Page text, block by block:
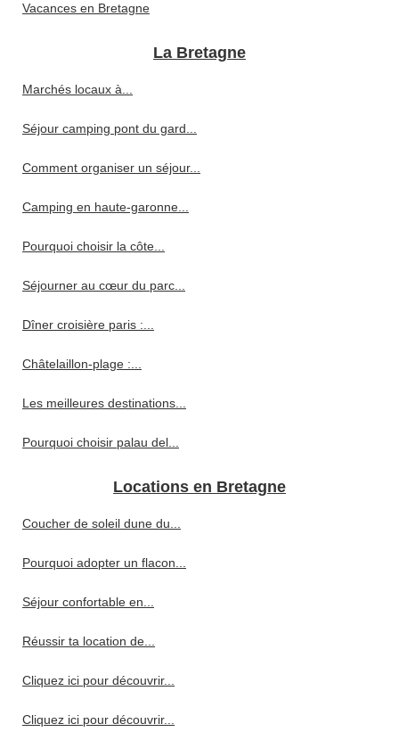
Vacances en Bretagne
La Bretagne
Marchés locaux à...
Séjour camping pont du gard...
Comment organiser un séjour...
Camping en haute-garonne...
Pourquoi choisir la côte...
Séjourner au cœur du parc...
Dîner croisière paris :...
Châtelaillon-plage :...
Les meilleures destinations...
Pourquoi choisir palau del...
Locations en Bretagne
Coucher de soleil dune du...
Pourquoi adopter un flacon...
Séjour confortable en...
Réussir ta location de...
Cliquez ici pour découvrir...
Cliquez ici pour découvrir...